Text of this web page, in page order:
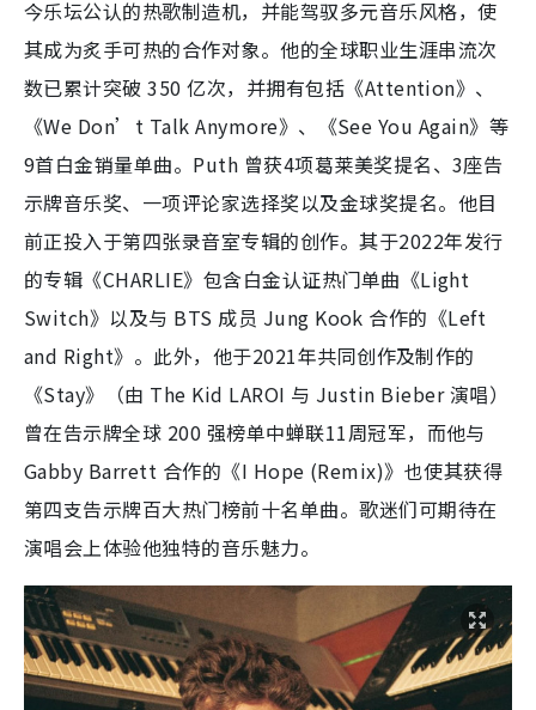
今乐坛公认的热歌制造机，并能驾驭多元音乐风格，使
其成为炙手可热的合作对象。他的全球职业生涯串流次
数已累计突破 350 亿次，并拥有包括《Attention》、
《We Don’t Talk Anymore》、《See You Again》等
9首白金销量单曲。Puth 曾获4项葛莱美奖提名、3座告
示牌音乐奖、一项评论家选择奖以及金球奖提名。他目
前正投入于第四张录音室专辑的创作。其于2022年发行
的专辑《CHARLIE》包含白金认证热门单曲《Light
Switch》以及与 BTS 成员 Jung Kook 合作的《Left
and Right》。此外，他于2021年共同创作及制作的
《Stay》（由 The Kid LAROI 与 Justin Bieber 演唱）
曾在告示牌全球 200 强榜单中蝉联11周冠军，而他与
Gabby Barrett 合作的《I Hope (Remix)》也使其获得
第四支告示牌百大热门榜前十名单曲。歌迷们可期待在
演唱会上体验他独特的音乐魅力。